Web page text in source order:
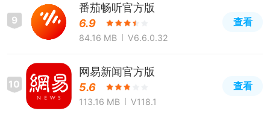
9
番茄畅听官方版
6.9
84.16 MB V6.6.0.32
查看
10
网易新闻官方版
5.6
113.16 MB V118.1
查看